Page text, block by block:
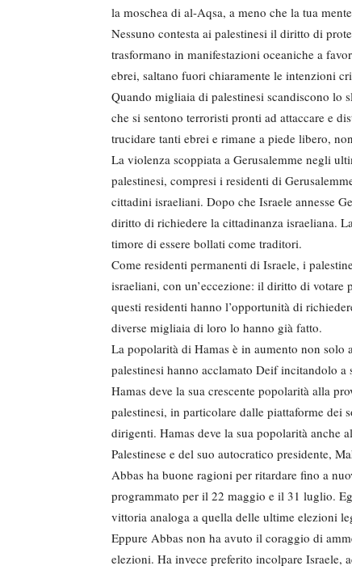
la moschea di al-Aqsa, a meno che la tua
Nessuno contesta ai palestinesi il diritto di
trasformano in manifestazioni oceaniche a
ebrei, saltano fuori chiaramente le intenzioni
Quando migliaia di palestinesi scandiscono lo
che si sentono terroristi pronti ad attaccare e
trucidare tanti ebrei e rimane a piede libero,
La violenza scoppiata a Gerusalemme negli
palestinesi, compresi i residenti di
cittadini israeliani. Dopo che Israele annesse
diritto di richiedere la cittadinanza israeliana.
timore di essere bollati come traditori.
Come residenti permanenti di Israele, i
israeliani, con un’eccezione: il diritto di votare
questi residenti hanno l’opportunità di
diverse migliaia di loro lo hanno già fatto.
La popolarità di Hamas è in aumento non solo
palestinesi hanno acclamato Deif incitandolo a
Hamas deve la sua crescente popolarità alla
palestinesi, in particolare dalle piattaforme dei
dirigenti. Hamas deve la sua popolarità anche
Palestinese e del suo autocratico presidente,
Abbas ha buone ragioni per ritardare fino a
programmato per il 22 maggio e il 31 luglio.
vittoria analoga a quella delle ultime elezioni
Eppure Abbas non ha avuto il coraggio di
elezioni. Ha invece preferito incolpare Israele,